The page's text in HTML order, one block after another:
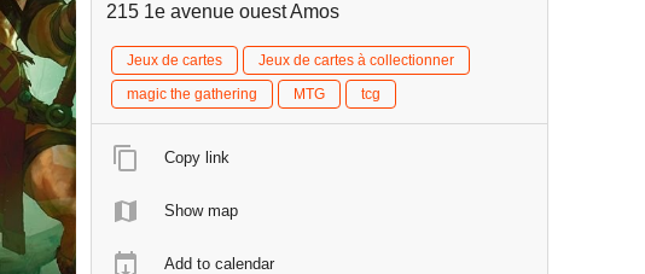
215 1e avenue ouest Amos
Jeux de cartes
Jeux de cartes à collectionner
magic the gathering
MTG tcg
Copy link
Show map
Add to calendar